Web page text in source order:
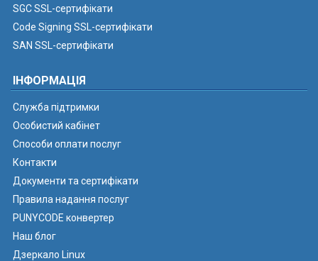
SGC SSL-сертифікати
Code Signing SSL-сертифікати
SAN SSL-сертифікати
ІНФОРМАЦІЯ
Служба підтримки
Особистий кабінет
Способи оплати послуг
Контакти
Документи та сертифікати
Правила надання послуг
PUNYCODE конвертер
Наш блог
Дзеркало Linux